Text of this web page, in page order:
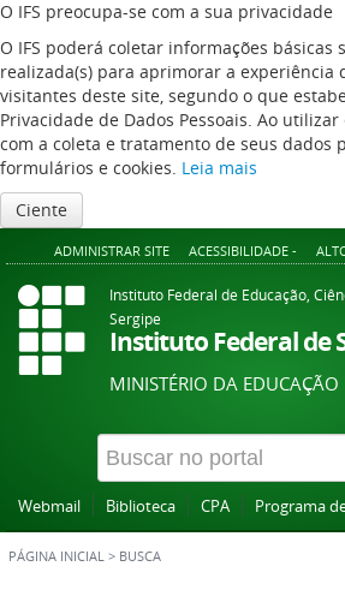
O IFS preocupa-se com a sua privacidade
O IFS poderá coletar informações básicas
realizada(s) para aprimorar a experiência
visitantes deste site, segundo o que
Privacidade de Dados Pessoais. Ao
com a coleta e tratamento de seus dados
formulários e cookies. Leia mais
Ciente
ADMINISTRAR SITE ACESSIBILIDADE -
Instituto Federal de Educação,
Sergipe
Instituto Federal de
MINISTÉRIO DA EDUCAÇÃO
Webmail Biblioteca CPA Programa
PÁGINA INICIAL > BUSCA